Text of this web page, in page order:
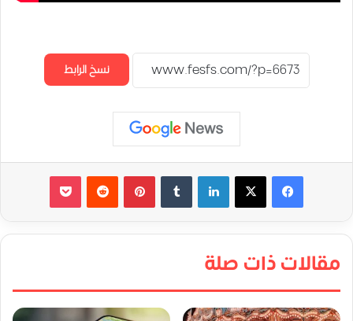
نسخ الرابط
لينكدإن بينتيريست
مقالات ذات صلة